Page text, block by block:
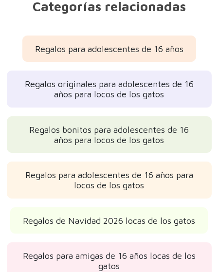
Categorías relacionadas
Regalos para adolescentes de 16 años
Regalos originales para adolescentes de 16
años para locos de los gatos
Regalos bonitos para adolescentes de 16
años para locos de los gatos
Regalos para adolescentes de 16 años para
locos de los gatos
Regalos de Navidad 2026 locas de los gatos
Regalos para amigas de 16 años locas de los
gatos